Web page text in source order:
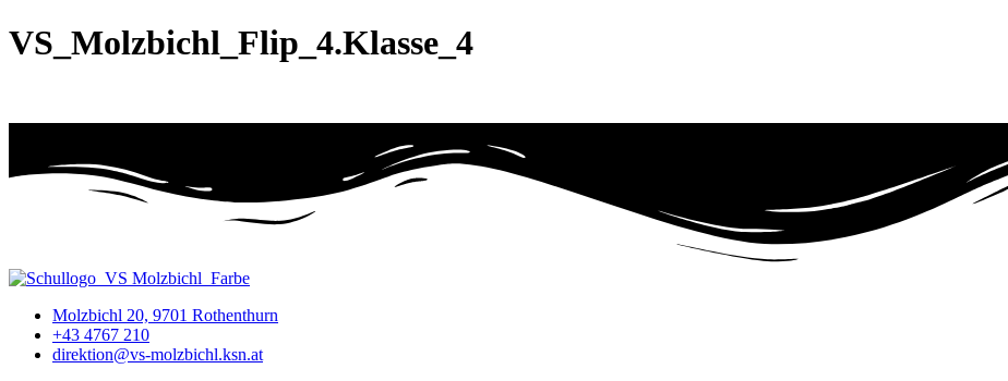
VS_Molzbichl_Flip_4.Klasse_4
Molzbichl 20, 9701 Rothenthurn
+43 4767 210
direktion@vs-molzbichl.ksn.at